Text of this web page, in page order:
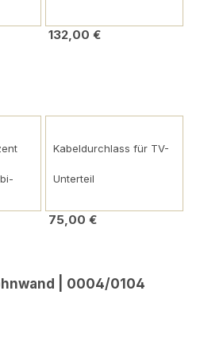
132,00 €
Kabeldurchlass für TV-
Unterteil
75,00 €
| 0004/0104